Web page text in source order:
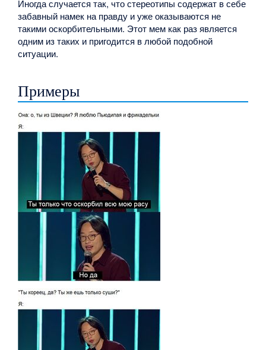
Иногда случается так, что стереотипы содержат в себе
забавный намек на правду и уже оказываются не
такими оскорбительными. Этот мем как раз является
одним из таких и пригодится в любой подобной
ситуации.
Примеры